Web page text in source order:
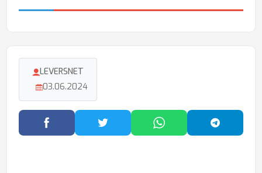
LEVERSNET
03.06.2024
Facebook'ta PaylaşTwitter'da PaylaşWhatsApp'ta Paylaş